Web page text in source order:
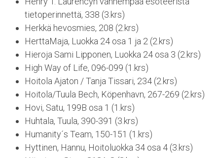
tietoperinnettä, 338 (3.krs)
Herkkä hevosmies, 208 (2.krs)
HerttaMaja, Luokka 24 osa 1 ja 2 (2.krs)
Hieroja Sami Lipponen, Luokka 24 osa 3 (2.krs)
High Way of Life, 096-099 (1.krs)
Hoitola Ajaton / Tanja Tissari, 234 (2.krs)
Hoitola/Tuula Bech, Köpenhavn, 267-269 (2.krs)
Hovi, Satu, 199B osa 1 (1.krs)
Huhtala, Tuula, 390-391 (3.krs)
Humanity´s Team, 150-151 (1.krs)
Hyttinen, Hannu, Hoitoluokka 34 osa 4 (3.krs)